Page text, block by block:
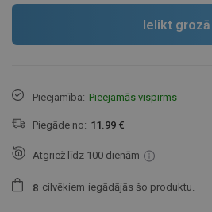
Ielikt grozā
Pieejamība: Pieejamās vispirms
Piegāde no: 11.99 €
Atgriež līdz 100 dienām
8 cilvēkiem iegādājās šo produktu.